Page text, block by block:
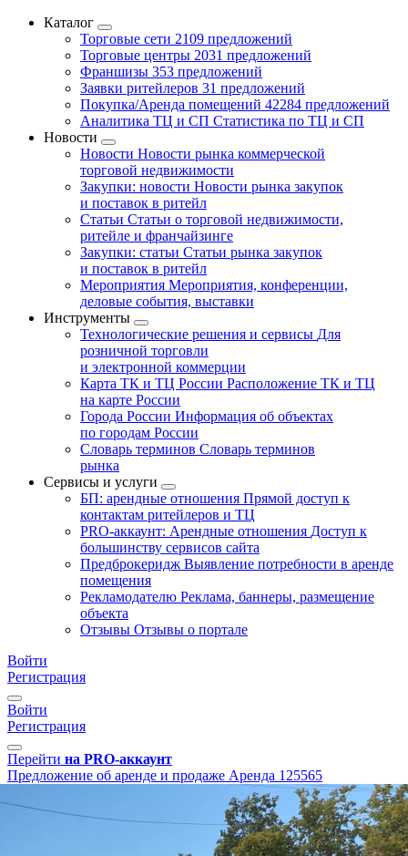
Каталог
Торговые сети 2109 предложений
Торговые центры 2031 предложений
Франшизы 353 предложений
Заявки ритейлеров 31 предложений
Покупка/Аренда помещений 42284 предложений
Аналитика ТЦ и СП Статистика по ТЦ и СП
Новости
Новости Новости рынка коммерческой
торговой недвижимости
Закупки: новости Новости рынка закупок
и поставок в ритейл
Статьи Статьи о торговой недвижимости,
ритейле и франчайзинге
Закупки: статьи Статьи рынка закупок
и поставок в ритейл
Мероприятия Мероприятия, конференции,
деловые события, выставки
Инструменты
Технологические решения и сервисы Для
розничной торговли
и электронной коммерции
Карта ТК и ТЦ России Расположение ТК и ТЦ
на карте России
Города России Информация об объектах
по городам России
Словарь терминов Словарь терминов
рынка
Сервисы и услуги
БП: арендные отношения Прямой доступ к
контактам ритейлеров и ТЦ
PRO-аккаунт: Арендные отношения Доступ к
большинству сервисов сайта
Предброкеридж Выявление потребности в аренде
помещения
Рекламодателю Реклама, баннеры, размещение
объекта
Отзывы Отзывы о портале
Войти
Регистрация
Войти
Регистрация
Перейти на PRO-аккаунт
Предложение об аренде и продаже Аренда 125565